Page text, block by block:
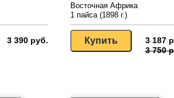
3 390 руб.
Восточная Африка
1 пайса (1898 г.)
3 187
3 750